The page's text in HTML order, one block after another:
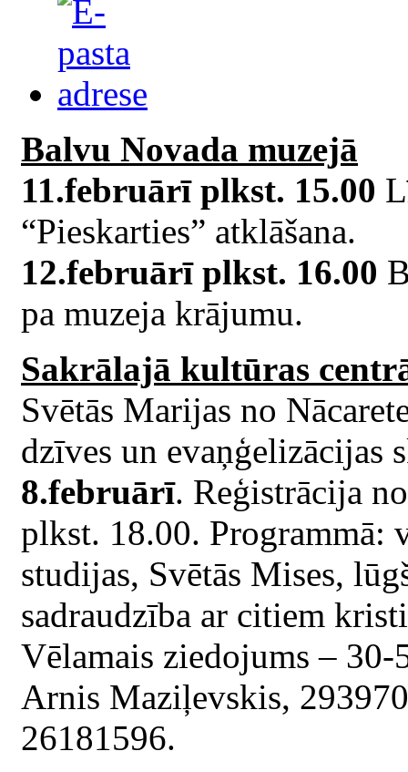
Balvu Novada muzejā
11.februārī plkst. 15.00
“Pieskarties” atklāšana.
12.februārī plkst. 16.00
pa muzeja krājumu.
Sakrālajā kultūras
Svētās Marijas no
dzīves un evaņģelizācijas
8.februārī. Reģistrācija
plkst. 18.00. Programmā:
studijas, Svētās Mises,
sadraudzība ar citiem
Vēlamais ziedojums –
Arnis Maziļevskis,
26181596.